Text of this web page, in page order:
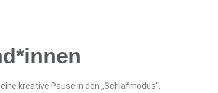
kreative Pause in den „Schlafmodus“.